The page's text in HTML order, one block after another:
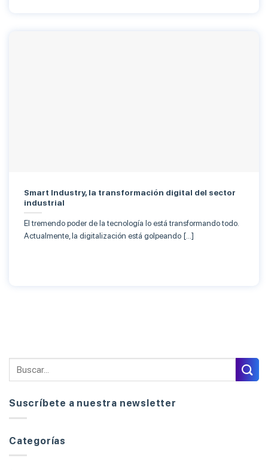
Smart Industry, la transformación digital del sector
industrial
El tremendo poder de la tecnología lo está transformando todo.
Actualmente, la digitalización está golpeando […]
Suscríbete a nuestra newsletter
Categorías